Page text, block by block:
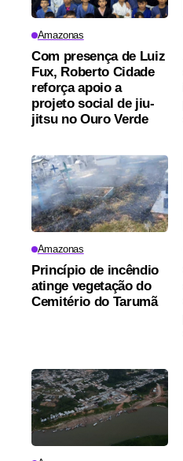
Amazonas
Com presença de Luiz
Fux, Roberto Cidade
reforça apoio a
projeto social de jiu-
jitsu no Ouro Verde
Amazonas
Princípio de incêndio
atinge vegetação do
Cemitério do Tarumã